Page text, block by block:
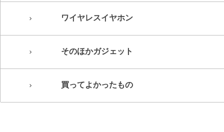
ワイヤレスイヤホン
そのほかガジェット
買ってよかったもの